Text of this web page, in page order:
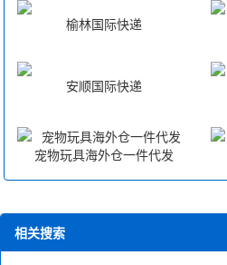
榆林国际快递
安顺国际快递
宠物玩具海外仓一件代发
相关搜索